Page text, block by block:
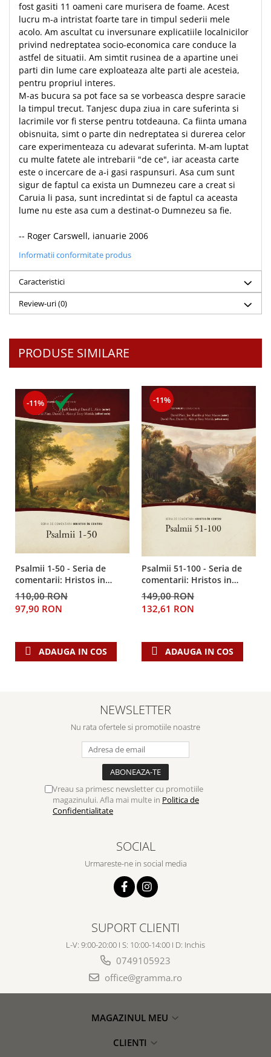
fost gasiti 11 oameni care murisera de foame. Acest
lucru m-a intristat foarte tare in timpul sederii mele
acolo. Am ascultat cu inversunare explicatiile localnicilor
privind nedreptatea socio-economica care conduce la
astfel de situatii. Am simtit rusinea de a apartine unei
parti din lume care exploateaza alte parti ale acesteia,
pentru propriul interes.
M-as bucura sa pot face sa se vorbeasca despre saracie
la timpul trecut. Tanjesc dupa ziua in care suferinta si
lacrimile vor fi sterse pentru totdeauna. Ca fiinta umana
obisnuita, simt o parte din nedreptatea si durerea celor
care experimenteaza cu adevarat suferinta. M-am luptat
cu multe fatete ale intrebarii "de ce", iar aceasta carte
este o incercare de a-i gasi raspunsuri. Asa cum sunt
sigur de faptul ca exista un Dumnezeu care a creat si
Caruia li pasa, sunt incredintat si de faptul ca aceasta
lume nu este asa cum a destinat-o Dumnezeu sa fie.
-- Roger Carswell, ianuarie 2006
Informatii conformitate produs
Caracteristici
Review-uri(0)
PRODUSE SIMILARE
-11%
Psalmii 1-50 - Seria de
comentarii: Hristos in
centru
110,00 RON
97,90 RON
ADAUGA IN COS
-11%
Psalmii 51-100 - Seria de
comentarii: Hristos in
centru
149,00 RON
132,61 RON
ADAUGA IN COS
NEWSLETTER
Nu rata ofertele si promotiile noastre
Vreau sa primesc newsletter cu promotiile
magazinului. Afla mai multe in Politica de
Confidentialitate
SOCIAL
Urmareste-ne in social media
SUPORT CLIENTI
L-V: 9:00-20:00 I S: 10:00-14:00 I D: Inchis
0749105923
office@gramma.ro
MAGAZINUL MEU
CLIENTI